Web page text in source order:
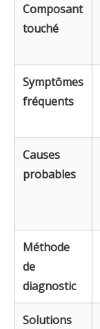
Composant
touché
Symptômes
fréquents
Causes
probables
Méthode
de
diagnostic
Solutions